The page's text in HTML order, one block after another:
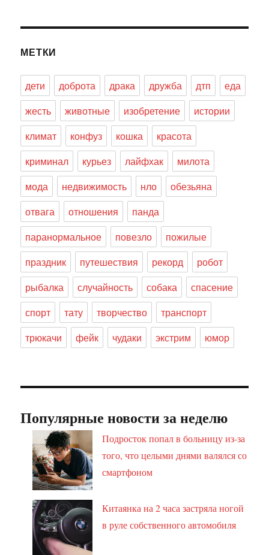
МЕТКИ
дети доброта драка дружба дтп
еда
жесть
животные изобретение
истории
климат
конфуз кошка
красота
криминал
курьез лайфхак
милота
мода
недвижимость нло
обезьяна
отвага
отношения
панда
паранормальное
повезло
пожилые
праздник
путешествия рекорд
робот
рыбалка
случайность собака
спасение
спорт
тату творчество
транспорт
трюкачи
фейк чудаки экстрим юмор
Популярные новости за неделю
Подросток попал в больницу из-за
того, что целыми днями валялся со
смартфоном
Китаянка на 2 часа застряла ногой
в руле собственного автомобиля